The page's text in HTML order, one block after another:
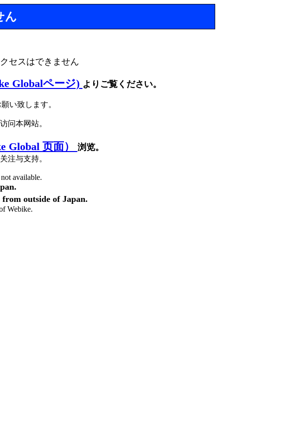
ん
セスはできません
Globalページ) よりご覧ください。
い致します。
问本网站。
Global 页面） 浏览。
注与支持。
available.
from outside of Japan.
Webike.